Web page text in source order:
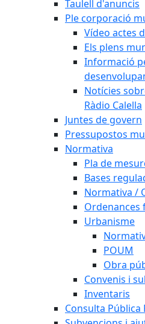
Taulell d'anuncis
Ple corporació
Vídeo actes
Els plens
Informació
Notícies
Ràdio Calella
Juntes de govern
Pressupostos
Normativa
Pla de
Bases
Normativa /
Ordenances
Urbanisme
POUM
Obra
Convenis i
Inventaris
Consulta Pública